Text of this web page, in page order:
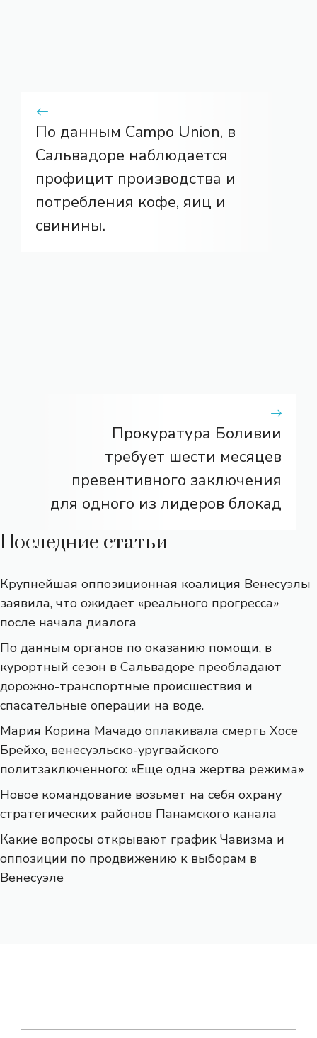
По данным Campo Union, в
Сальвадоре наблюдается
профицит производства и
потребления кофе, яиц и
свинины.
Прокуратура Боливии
требует шести месяцев
превентивного заключения
для одного из лидеров блокад
Последние статьи
Крупнейшая оппозиционная коалиция Венесуэлы
заявила, что ожидает «реального прогресса»
после начала диалога
По данным органов по оказанию помощи, в
курортный сезон в Сальвадоре преобладают
дорожно-транспортные происшествия и
спасательные операции на воде.
Мария Корина Мачадо оплакивала смерть Хосе
Брейхо, венесуэльско-уругвайского
политзаключенного: «Еще одна жертва режима»
Новое командование возьмет на себя охрану
стратегических районов Панамского канала
Какие вопросы открывают график Чавизма и
оппозиции по продвижению к выборам в
Венесуэле